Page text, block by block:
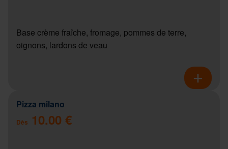
Base crème fraîche, fromage, pommes de terre,
oignons, lardons de veau
Pizza milano
Dès 10.00 €